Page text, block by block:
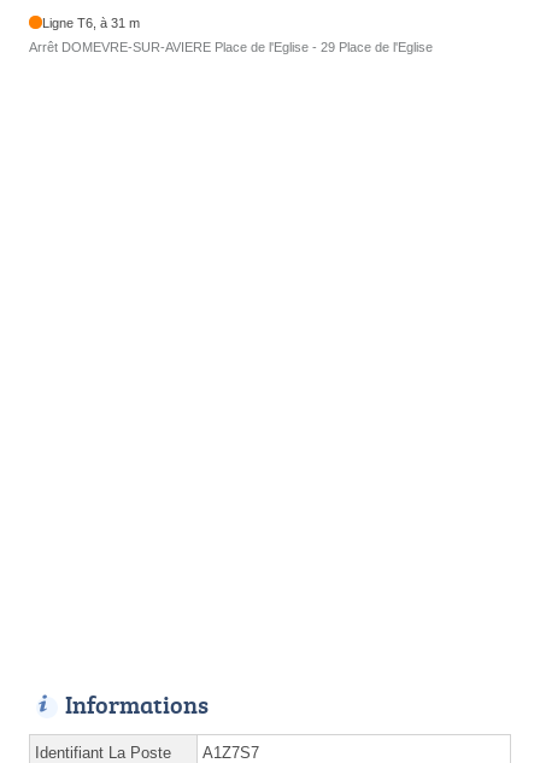
Ligne T6, à 31 m
Arrêt DOMEVRE-SUR-AVIERE Place de l'Eglise - 29 Place de l'Eglise
Informations
Identifiant La Poste A1Z7S7